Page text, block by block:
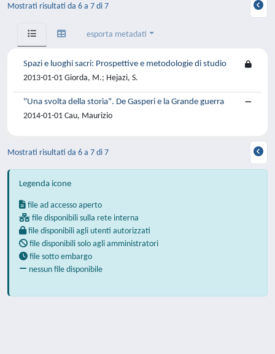
Mostrati risultati da 6 a 7 di 7
esporta metadati
Spazi e luoghi sacri: Prospettive e metodologie di studio
2013-01-01 Giorda, M.; Hejazi, S.
"Una svolta della storia". De Gasperi e la Grande guerra
2014-01-01 Cau, Maurizio
Mostrati risultati da 6 a 7 di 7
Legenda icone
file ad accesso aperto
file disponibili sulla rete interna
file disponibili agli utenti autorizzati
file disponibili solo agli amministratori
file sotto embargo
nessun file disponibile